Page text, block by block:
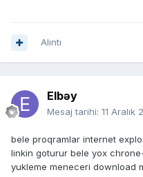
Alıntı
Elbəy
Mesaj tarihi: 11 Aralık
bele proqramlar internet
linkin goturur bele yox
yukleme meneceri download